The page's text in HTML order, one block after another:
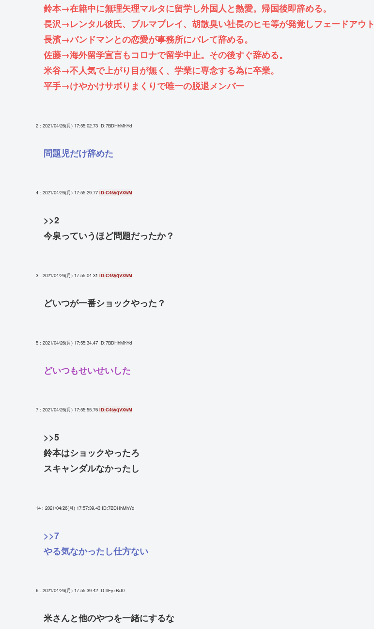
鈴本→在籍中に無理矢理マルタに留学し外国人と熱愛。帰国後即辞める。
長沢→レンタル彼氏、ブルマプレイ、胡散臭い社長のヒモ等が発覚しフェードアウト
長濱→バンドマンとの恋愛が事務所にバレて辞める。
佐藤→海外留学宣言もコロナで留学中止。その後すぐ辞める。
米谷→不人気で上がり目が無く、学業に専念する為に卒業。
平手→けやかけサボりまくりで唯一の脱退メンバー
2 : 2021/04/26(月) 17:55:02.73 ID:7BDHhMhYd
問題児だけ辞めた
4 : 2021/04/26(月) 17:55:29.77 ID:C4syqVXwM
>>2
今泉っていうほど問題だったか？
3 : 2021/04/26(月) 17:55:04.31 ID:C4syqVXwM
どいつが一番ショックやった？
5 : 2021/04/26(月) 17:55:34.47 ID:7BDHhMhYd
どいつもせいせいした
7 : 2021/04/26(月) 17:55:55.76 ID:C4syqVXwM
>>5
鈴本はショックやったろ
スキャンダルなかったし
14 : 2021/04/26(月) 17:57:39.43 ID:7BDHhMhYd
>>7
やる気なかったし仕方ない
6 : 2021/04/26(月) 17:55:39.42 ID:ltFyzBiJ0
米さんと他のやつを一緒にするな